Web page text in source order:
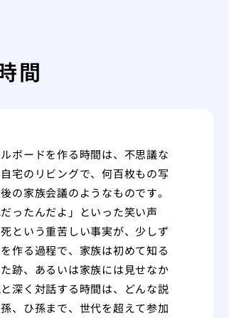
間
ボードを作る時間は、不思議な
宅のリビングで、何百枚もの写
の家族会議のようなものです。
ったんだよ」といった笑い声
という重苦しい事実が、少しず
作る過程で、家族は初めて知る
跡、あるいは家族には見せなか
深く対話する時間は、どんな説
、ひ孫まで、世代を超えて参加